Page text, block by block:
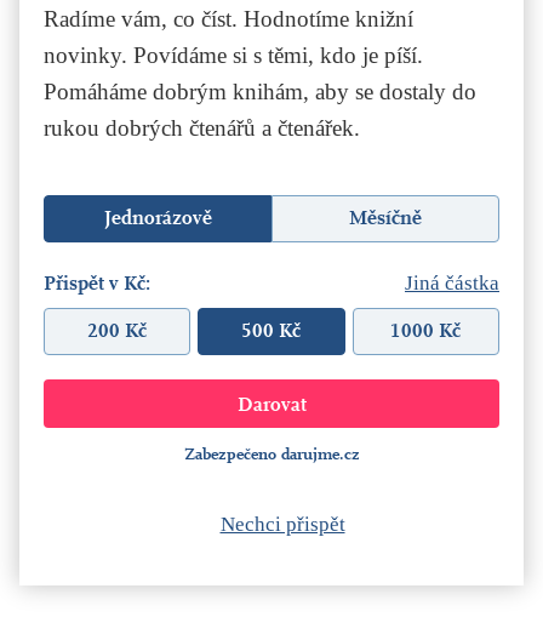
Radíme vám, co číst. Hodnotíme knižní
novinky. Povídáme si s těmi, kdo je píší.
Pomáháme dobrým knihám, aby se dostaly do
rukou dobrých čtenářů a čtenářek.
Jednorázově Měsíčně
Přispět v Kč: Jiná částka
200 Kč 500 Kč 1000 Kč
Zabezpečeno darujme.cz
Nechci přispět